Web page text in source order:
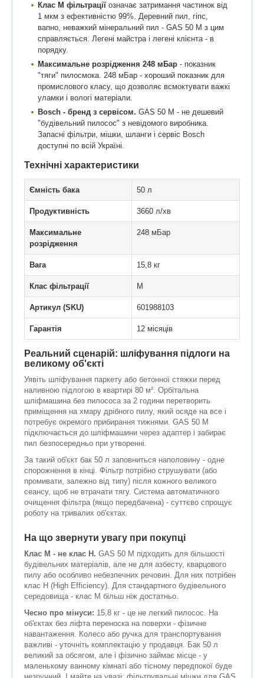
Клас M фільтрації означає затримання частинок від
1 мкм з ефективністю 99%. Деревний пил, гіпс,
вапно, неважкий мінеральний пил - GAS 50 M з цим
справляється. Легені майстра і легені клієнта - в
порядку.
Максимальне розрідження 248 мБар - показник
"тяги" пилосмока. 248 мБар - хороший показник для
промислового класу, що дозволяє всмоктувати важкі
уламки і вологі матеріали.
Bosch - бренд з сервісом. GAS 50 M - не дешевий
"будівельний пилосос" з невідомого виробника.
Запасні фільтри, мішки, шланги і сервіс Bosch
доступні по всій Україні.
Технічні характеристики
Ємність бака 50 л
Продуктивність 3660 л/хв
Максимальне
розрідження
248 мБар
Вага 15,8 кг
Клас фільтрації M
Артикул (SKU) 601988103
Гарантія 12 місяців
Реальний сценарій: шліфування підлоги на
великому об'єкті
Уявіть шліфування паркету або бетонної стяжки перед
наливною підлогою в квартирі 80 м². Орбітальна
шліфмашина без пилососа за 2 години перетворить
приміщення на хмару дрібного пилу, який осяде на все і
потребує окремого прибирання тижнями. GAS 50 M
підключається до шліфмашини через адаптер і забирає
пил безпосередньо при утворенні.
За такий об'єкт бак 50 л заповниться наполовину - одне
спорожнення в кінці. Фільтр потрібно струшувати (або
промивати, залежно від типу) після кожного великого
сеансу, щоб не втрачати тягу. Система автоматичного
очищення фільтра (якщо передбачена) - суттєво спрощує
роботу на тривалих об'єктах.
На що звернути увагу при покупці
Клас M - не клас H. GAS 50 M підходить для більшості
будівельних матеріалів, але не для азбесту, кварцового
пилу або особливо небезпечних речовин. Для них потрібен
клас H (High Efficiency). Для стандартного будівельного
середовища - клас M більш ніж достатньо.
Чесно про мінуси: 15,8 кг - це не легкий пилосос. На
об'єктах без ліфта переноска на поверхи - фізичне
навантаження. Колесо або ручка для транспортування
важливі - уточніть комплектацію у продавця. Бак 50 л
великий за обсягом, але і фізично займає місце - у
маленькому ванному кімнаті або тісному передпокої буде